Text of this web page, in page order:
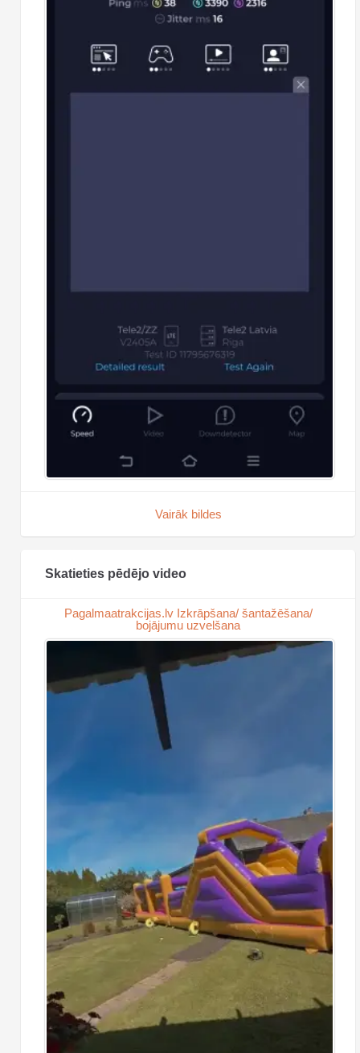
Vairāk bildes
Skatieties pēdējo video
Pagalmaatrakcijas.lv Izkrāpšana/ šantažēšana/
bojājumu uzvelšana